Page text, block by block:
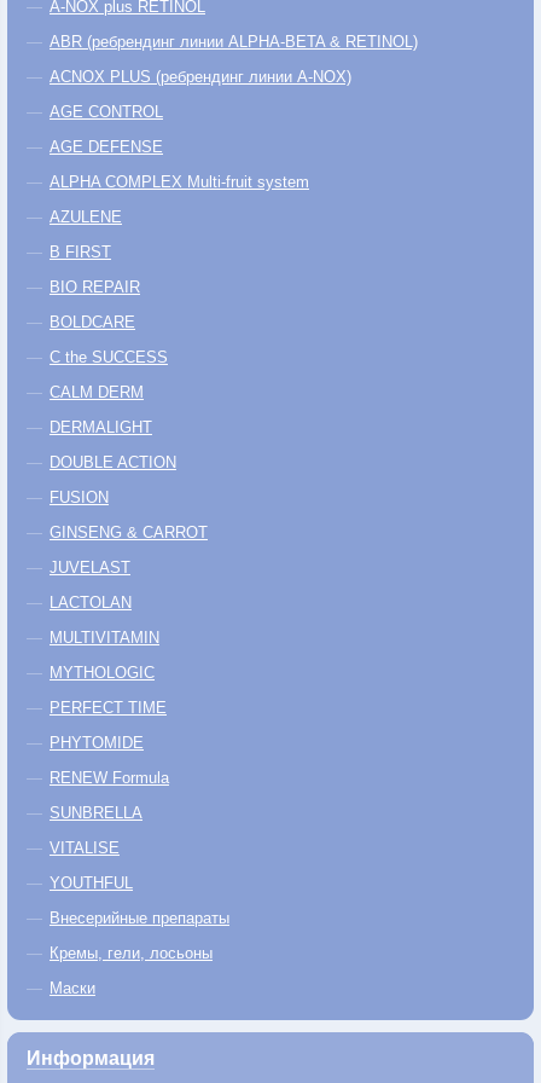
A-NOX plus RETINOL
ABR (ребрендинг линии ALPHA-BETA & RETINOL)
ACNOX PLUS (ребрендинг линии A-NOX)
AGE CONTROL
AGE DEFENSE
ALPHA COMPLEX Multi-fruit system
AZULENE
B FIRST
BIO REPAIR
BOLDCARE
C the SUCCESS
CALM DERM
DERMALIGHT
DOUBLE ACTION
FUSION
GINSENG & CARROT
JUVELAST
LACTOLAN
MULTIVITAMIN
MYTHOLOGIC
PERFECT TIME
PHYTOMIDE
RENEW Formula
SUNBRELLA
VITALISE
YOUTHFUL
Внесерийные препараты
Кремы, гели, лосьоны
Маски
Информация